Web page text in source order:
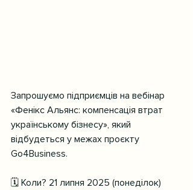
Запрошуємо підприємців на вебінар
«Фенікс Альянс: компенсація втрат
українському бізнесу», який
відбудеться у межах проєкту
Go4Business.
🗓 Коли? 21 липня 2025 (понеділок)